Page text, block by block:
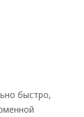
быстро,